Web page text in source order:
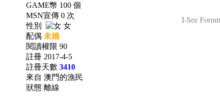
GAME幣 100 個
MSN宣傳 0 次
性別
女
配偶 未婚
閱讀權限 90
註冊 2017-4-5
註冊天數 3410
來自 澳門的漁民
狀態 離線
I-See